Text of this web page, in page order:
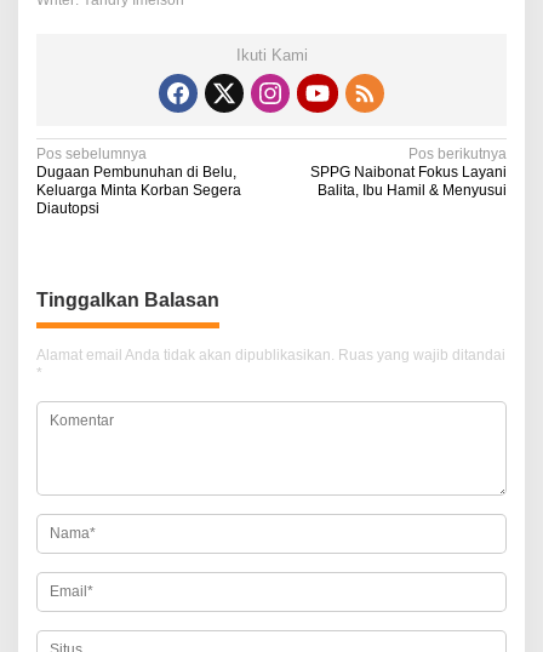
Ikuti Kami
N
a
g
a
s
i
p
s
Pos sebelumnya
Dugaan Pembunuhan di Belu,
Keluarga Minta Korban Segera
Diautopsi
Pos berikutnya
SPPG Naibonat Fokus Layani
Balita, Ibu Hamil & Menyusui
Tinggalkan Balasan
Alamat email Anda tidak akan dipublikasikan. Ruas yang wajib ditandai
*